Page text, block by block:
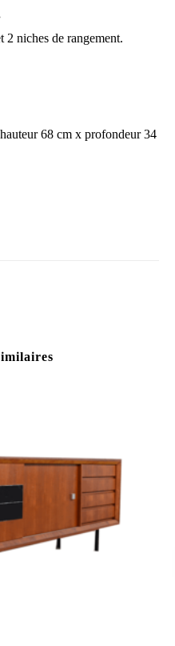
2 niches de rangement.
68 cm x profondeur 34